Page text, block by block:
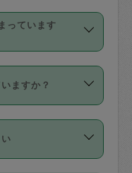
っています
す。3時間を
延長機能をご
用いただくに
要です。な
値引き等はござ
ますか？
スカジさん自
います。
は最初は制限